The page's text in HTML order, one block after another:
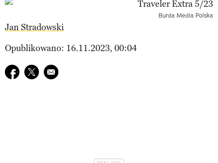
Burda Media Polska
Jan Stradowski
Opublikowano: 16.11.2023, 00:04
Udostępnij na facebook
Udostępnij na twitter
E-mail do przyjaciela